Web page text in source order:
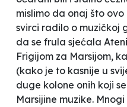
mislimo da onaj što ovo
svirci radilo o muzičkoj
da se frula sjećala
Frigijom za Marsijom,
(kako je to kasnije u
duge kolone onih koji
Marsijine muzike.